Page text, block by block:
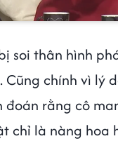
soi thân hình
Cũng chính vì lý
rằng cô
chỉ là nàng hoa